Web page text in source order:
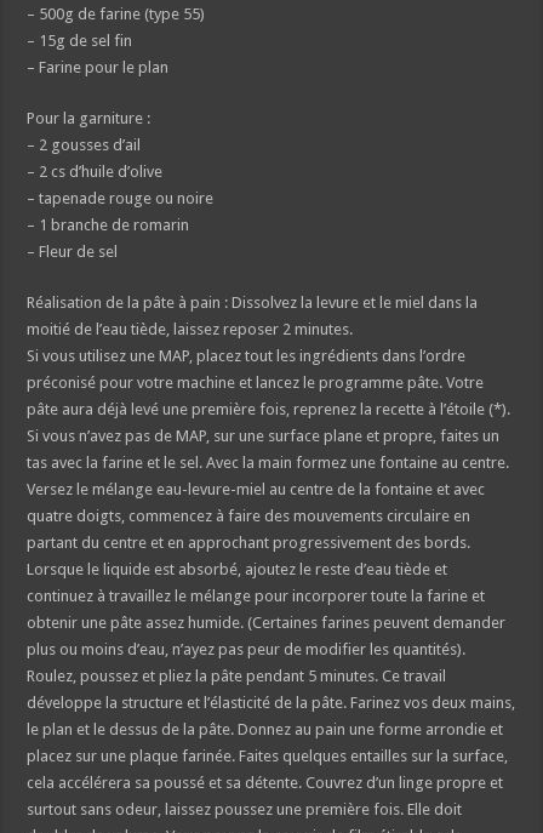
– 500g de farine (type 55)
– 15g de sel fin
– Farine pour le plan
Pour la garniture :
– 2 gousses d’ail
– 2 cs d’huile d’olive
– tapenade rouge ou noire
– 1 branche de romarin
– Fleur de sel
Réalisation de la pâte à pain : Dissolvez la levure et le miel dans la
moitié de l’eau tiède, laissez reposer 2 minutes.
Si vous utilisez une MAP, placez tout les ingrédients dans l’ordre
préconisé pour votre machine et lancez le programme pâte. Votre
pâte aura déjà levé une première fois, reprenez la recette à l’étoile (*).
Si vous n’avez pas de MAP, sur une surface plane et propre, faites un
tas avec la farine et le sel. Avec la main formez une fontaine au centre.
Versez le mélange eau-levure-miel au centre de la fontaine et avec
quatre doigts, commencez à faire des mouvements circulaire en
partant du centre et en approchant progressivement des bords.
Lorsque le liquide est absorbé, ajoutez le reste d’eau tiède et
continuez à travaillez le mélange pour incorporer toute la farine et
obtenir une pâte assez humide. (Certaines farines peuvent demander
plus ou moins d’eau, n’ayez pas peur de modifier les quantités).
Roulez, poussez et pliez la pâte pendant 5 minutes. Ce travail
développe la structure et l’élasticité de la pâte. Farinez vos deux mains,
le plan et le dessus de la pâte. Donnez au pain une forme arrondie et
placez sur une plaque farinée. Faites quelques entailles sur la surface,
cela accélérera sa poussé et sa détente. Couvrez d’un linge propre et
surtout sans odeur, laissez poussez une première fois. Elle doit